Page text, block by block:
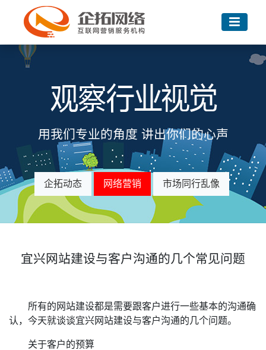
用我们专业的角度 讲出你们的心声
企拓动态 网络营销 市场同行乱像
宜兴网站建设与客户沟通的几个常见问题
所有的网站建设都是需要跟客户进行一些基本的沟通确
认，今天就谈谈宜兴网站建设与客户沟通的几个问题。
关于客户的预算